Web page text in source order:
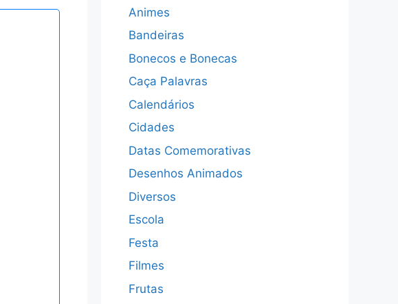
Animes
Bandeiras
Bonecos e Bonecas
Caça Palavras
Calendários
Cidades
Datas Comemorativas
Desenhos Animados
Diversos
Escola
Festa
Filmes
Frutas